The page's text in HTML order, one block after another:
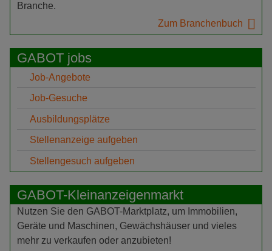
Branche.
Zum Branchenbuch
GABOT jobs
Job-Angebote
Job-Gesuche
Ausbildungsplätze
Stellenanzeige aufgeben
Stellengesuch aufgeben
GABOT-Kleinanzeigenmarkt
Nutzen Sie den GABOT-Marktplatz, um Immobilien,
Geräte und Maschinen, Gewächshäuser und vieles
mehr zu verkaufen oder anzubieten!